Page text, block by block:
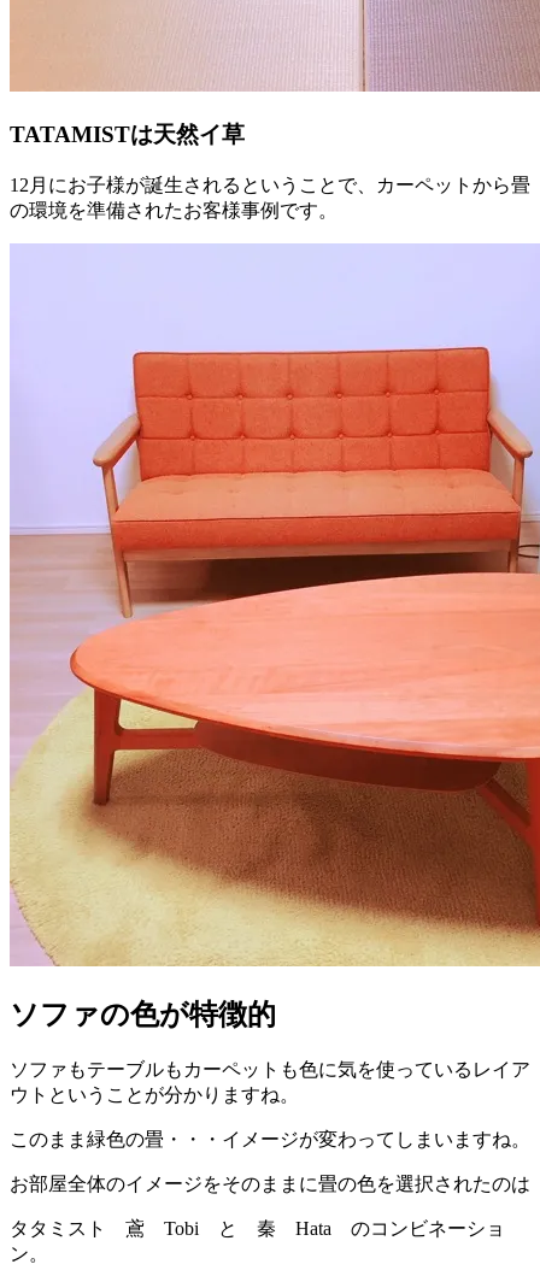
TATAMISTは天然イ草
12月にお子様が誕生されるということで、カーペットから畳
の環境を準備されたお客様事例です。
ソファの色が特徴的
ソファもテーブルもカーペットも色に気を使っているレイア
ウトということが分かりますね。
このまま緑色の畳・・・イメージが変わってしまいますね。
お部屋全体のイメージをそのままに畳の色を選択されたのは
タタミスト 鳶 Tobi と 秦 Hata のコンビネーショ
ン。